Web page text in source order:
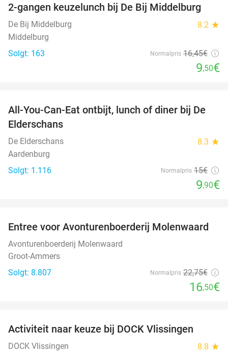
42%
2-gangen keuzelunch bij De Bij Middelburg
De Bij Middelburg 8.2 star
Middelburg
Solgt: 163
Normalpris 16,45€
9,50€
34%
All-You-Can-Eat ontbijt, lunch of diner bij De
Elderschans
De Elderschans 8.3 star
Aardenburg
Solgt: 1.116
Normalpris 15€
9,90€
27%
Entree voor Avonturenboerderij Molenwaard
Avonturenboerderij Molenwaard
Groot-Ammers
Solgt: 8.807
Normalpris 22,75€
16,50€
Activiteit naar keuze bij DOCK Vlissingen
DOCK Vlissingen 8.8 star